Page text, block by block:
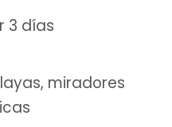
3 días
miradores